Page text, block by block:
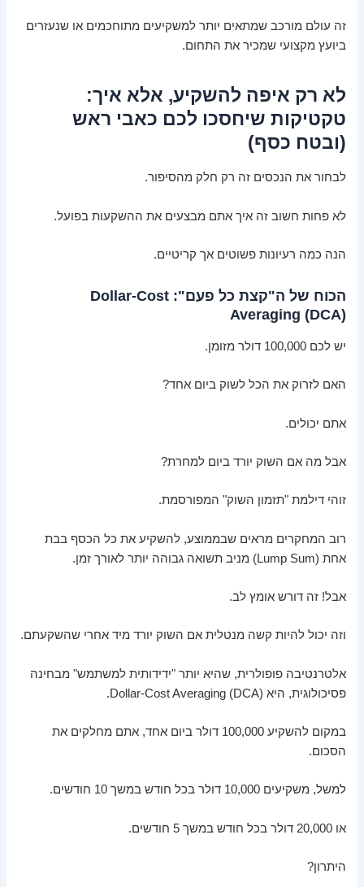
זה עולם מורכב שמתאים יותר למשקיעים מתוחכמים או שנעזרים
ביועץ מקצועי שמכיר את התחום.
לא רק איפה להשקיע, אלא איך:
טקטיקות שיחסכו לכם כאבי ראש
(ובטח כסף)
לבחור את הנכסים זה רק חלק מהסיפור.
לא פחות חשוב זה איך אתם מבצעים את ההשקעות בפועל.
הנה כמה רעיונות פשוטים אך קריטיים.
הכוח של ה"קצת כל פעם": Dollar-Cost
Averaging (DCA)
יש לכם 100,000 דולר מזומן.
האם לזרוק את הכל לשוק ביום אחד?
אתם יכולים.
אבל מה אם השוק יורד ביום למחרת?
זוהי דילמת "תזמון השוק" המפורסמת.
רוב המחקרים מראים שבממוצע, להשקיע את כל הכסף בבת
אחת (Lump Sum) מניב תשואה גבוהה יותר לאורך זמן.
אבל! זה דורש אומץ לב.
וזה יכול להיות קשה מנטלית אם השוק יורד מיד אחרי שהשקעתם.
אלטרנטיבה פופולרית, שהיא יותר "ידידותית למשתמש" מבחינה
פסיכולוגית, היא Dollar-Cost Averaging (DCA).
במקום להשקיע 100,000 דולר ביום אחד, אתם מחלקים את
הסכום.
למשל, משקיעים 10,000 דולר בכל חודש במשך 10 חודשים.
או 20,000 דולר בכל חודש במשך 5 חודשים.
היתרון?